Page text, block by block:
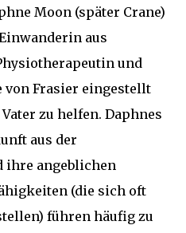
Moon (später Crane)
aus
und
von Frasier eingestellt
zu helfen. Daphnes
aus der
ihre angeblichen
(die sich oft
führen häufig zu